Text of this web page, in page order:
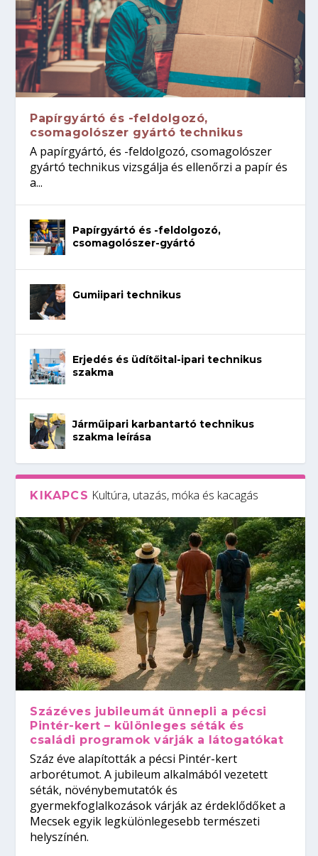
Papírgyártó és -feldolgozó,
csomagolószer gyártó technikus
A papírgyártó, és -feldolgozó, csomagolószer
gyártó technikus vizsgálja és ellenőrzi a papír és
a...
Papírgyártó és -feldolgozó,
csomagolószer-gyártó
Gumiipari technikus
Erjedés és üdítőital-ipari technikus
szakma
Járműipari karbantartó technikus
szakma leírása
KIKAPCS Kultúra, utazás, móka és kacagás
Százéves jubileumát ünnepli a pécsi
Pintér-kert – különleges séták és
családi programok várják a látogatókat
Száz éve alapították a pécsi Pintér-kert
arborétumot. A jubileum alkalmából vezetett
séták, növénybemutatók és
gyermekfoglalkozások várják az érdeklődőket a
Mecsek egyik legkülönlegesebb természeti
helyszínén.